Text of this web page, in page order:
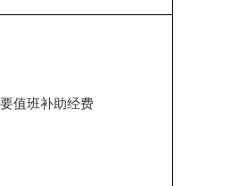
值班补助经费